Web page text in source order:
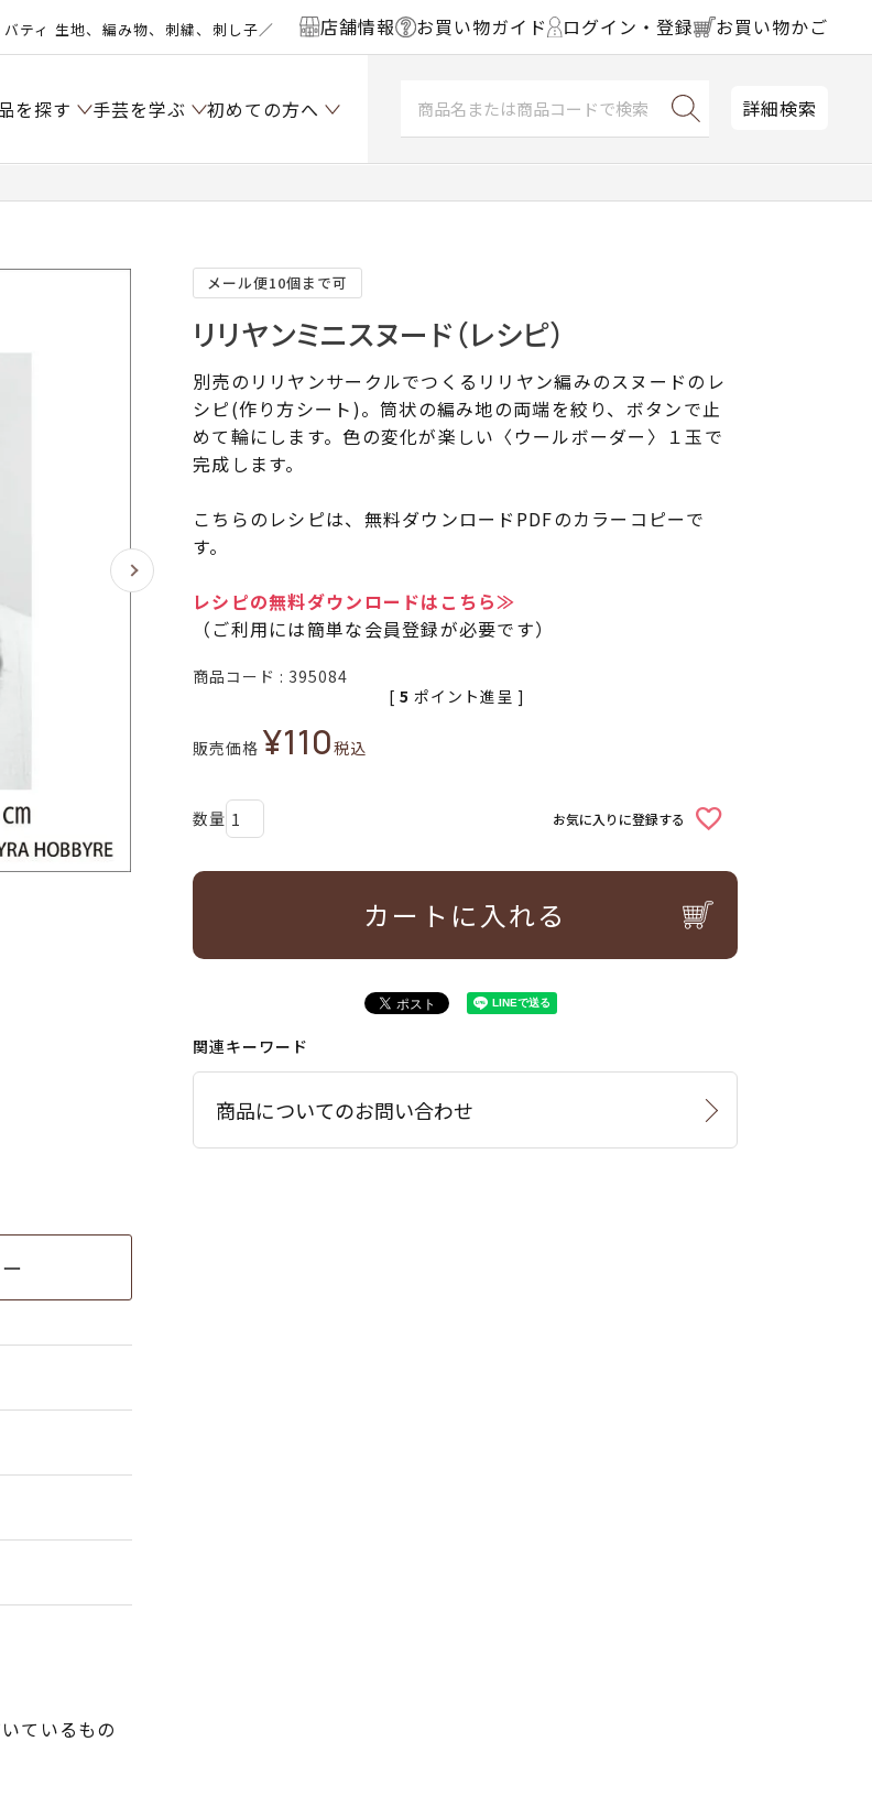
ティ 生地、編み物、刺繍、刺し子／ 店舗情報 お買い物ガイド ログイン・登録 お買い物かご
を探す 手芸を学ぶ 初めての方へ 詳細検索
ているもの
メール便10個まで可
リリヤンミニスヌード（レシピ）
別売のリリヤンサークルでつくるリリヤン編みのスヌードのレ
シピ(作り方シート)。筒状の編み地の両端を絞り、ボタンで止
めて輪にします。色の変化が楽しい〈ウールボーダー〉１玉で
完成します。
こちらのレシピは、無料ダウンロードPDFのカラーコピーで
す。
レシピの無料ダウンロードはこちら≫
（ご利用には簡単な会員登録が必要です）
商品コード 395084
販売価格 ¥110税込
[ 5 ポイント進呈 ]
お気に入りに登録する
カートに入れる
関連キーワード
商品についてのお問い合わせ